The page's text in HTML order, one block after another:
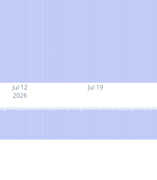
Jul 12
2026
Jul 19